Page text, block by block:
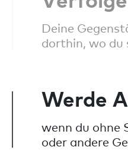
Deine
dorthin, wo
Werde
wenn du ohne
oder andere